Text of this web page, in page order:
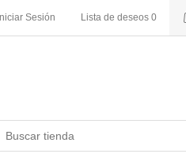
Iniciar Sesión Lista de deseos 0